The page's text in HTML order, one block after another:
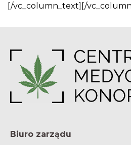
[/vc_column_text][/
Biuro zarządu